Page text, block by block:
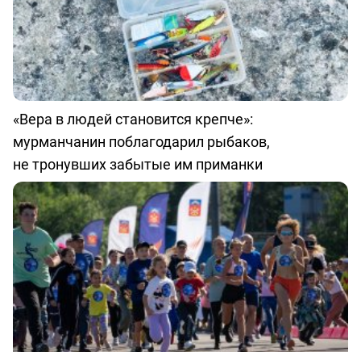
«Вера в людей становится крепче»:
мурманчанин поблагодарил рыбаков,
не тронувших забытые им приманки